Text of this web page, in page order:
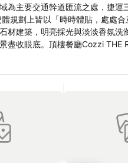
為主要交通幹道匯流之處，捷
亮採光與淡淡香氛洗滌旅客疲憊的
盡收眼底。頂樓餐廳Cozzi